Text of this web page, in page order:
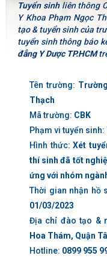
Tuyển sinh liên thông
Y Khoa Phạm Ngọc
tạo & tuyển sinh của
tuyển sinh thông báo
đẳng Y Dược TP.HCM
Tên trường:
Thạch
Mã trường: CBK
Phạm vi tuyển sinh:
Hình thức:Xét
thí sinh đã tốt
ứng với nhóm
Thời gian nhận hồ
01/03/2023
Địa chỉ đào tạo &
Hoa Thám, Quận
Hotline: 0899 955